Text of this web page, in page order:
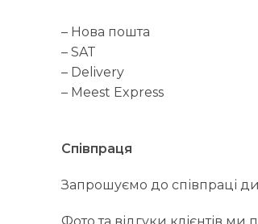
– Нова пошта
– SAT
– Delivery
– Meest Express
Співпраця
Запрошуємо до співпраці